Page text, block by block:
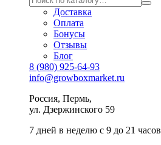
Доставка
Оплата
Бонусы
Отзывы
Блог
8 (980) 925-64-93
info@growboxmarket.ru
Россия, Пермь,
ул. Дзержинского 59
7 дней в неделю с 9 до 21 часов